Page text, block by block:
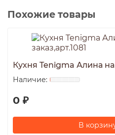
Похожие товары
Кухня Tenigma Алина на
0 ₽
В